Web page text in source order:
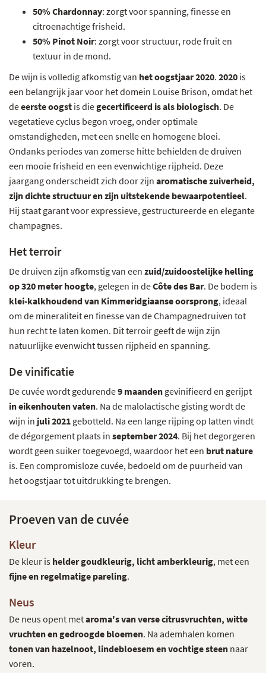
50% Chardonnay: zorgt voor spanning, finesse en
citroenachtige frisheid.
50% Pinot Noir: zorgt voor structuur, rode fruit en
textuur in de mond.
De wijn is volledig afkomstig van het oogstjaar 2020. 2020 is
een belangrijk jaar voor het domein Louise Brison, omdat het
deeerste oogst is diegecertificeerd is als biologisch. De
vegetatieve cyclus begon vroeg, onder optimale
omstandigheden, met een snelle en homogene bloei.
Ondanks periodes van zomerse hitte behielden de druiven
een mooie frisheid en een evenwichtige rijpheid. Deze
jaargang onderscheidt zich door zijn aromatische zuiverheid,
zijn dichte structuur en zijn uitstekende bewaarpotentieel.
Hij staat garant voor expressieve, gestructureerde en elegante
champagnes.
Het terroir
De druiven zijn afkomstig van een zuid/zuidoostelijke helling
op 320 meter hoogte, gelegen in deCôte des Bar. De bodem is
klei-kalkhoudend van Kimmeridgiaanse oorsprong, ideaal
om de mineraliteit en finesse van de Champagnedruiven tot
hun recht te laten komen. Dit terroir geeft de wijn zijn
natuurlijke evenwicht tussen rijpheid en spanning.
De vinificatie
De cuvée wordt gedurende9 maanden gevinifieerd en gerijpt
in eikenhouten vaten. Na de malolactische gisting wordt de
wijn in juli 2021 gebotteld. Na een lange rijping op latten vindt
de dégorgement plaats in september 2024. Bij het degorgeren
wordt geen suiker toegevoegd, waardoor het een brut nature
is. Een compromisloze cuvée, bedoeld om de puurheid van
het oogstjaar tot uitdrukking te brengen.
Proeven van de cuvée
Kleur
De kleur is helder goudkleurig, licht amberkleurig, met een
fijne en regelmatige pareling.
Neus
De neus opent metaroma's van verse citrusvruchten, witte
vruchten en gedroogde bloemen. Na ademhalen komen
tonen van hazelnoot, lindebloesem en vochtige steen naar
voren.